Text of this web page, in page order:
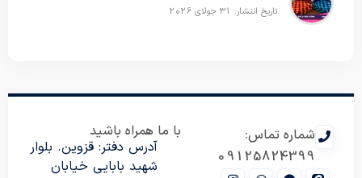
تاریخ انتشار: 31 جولای 2026
شماره تماس:
09125824399
با ما همراه باشید
آدرس دفتر: قزوین. بلوار
شهید بابایی خیابان